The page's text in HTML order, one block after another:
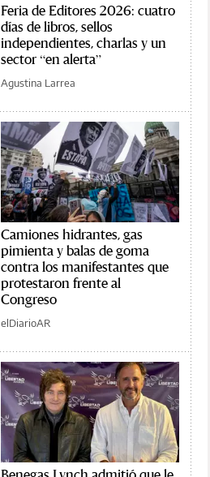
Feria de Editores 2026: cuatro
días de libros, sellos
independientes, charlas y un
sector “en alerta”
Agustina Larrea
Camiones hidrantes, gas
pimienta y balas de goma
contra los manifestantes que
protestaron frente al
Congreso
elDiarioAR